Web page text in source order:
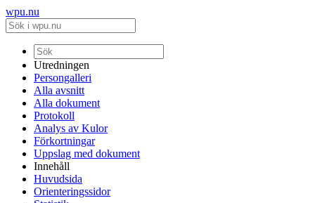
wpu.nu
Utredningen
Persongalleri
Alla avsnitt
Alla dokument
Protokoll
Analys av Kulor
Förkortningar
Uppslag med dokument
Innehåll
Huvudsida
Orienteringssidor